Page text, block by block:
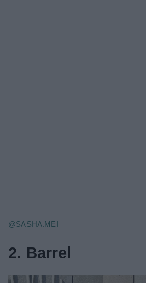
@SASHA.MEI
2. Barrel